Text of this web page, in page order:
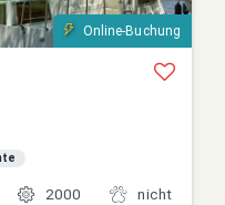
Online-Buchung
2000
nicht